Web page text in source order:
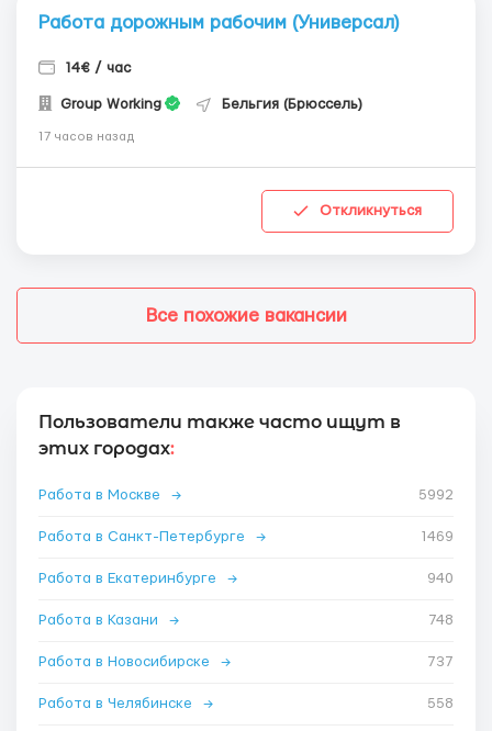
Работа дорожным рабочим (Универсал)
14€ / час
Group Working Бельгия (Брюссель)
17 часов назад
Откликнуться
Все похожие вакансии
Пользователи также часто ищут в
этих городах:
Работа в Москве → 5992
Работа в Санкт-Петербурге → 1469
Работа в Екатеринбурге → 940
Работа в Казани → 748
Работа в Новосибирске → 737
Работа в Челябинске → 558